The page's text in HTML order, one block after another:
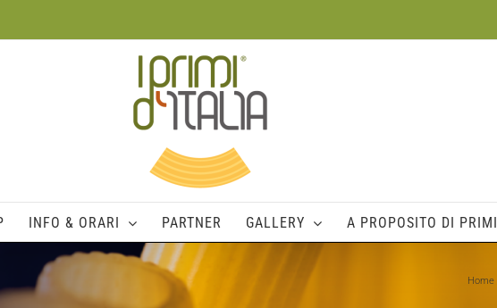
INFO & ORARI PARTNER GALLERY A PROPOSITO DI PRIMI
Home